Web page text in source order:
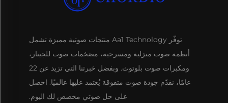
توفّر Aa1 Technology منتجات صوتية مميزة تشمل
أنظمة صوت منزلية ومسرحية، مضخمات صوت للجيتار،
ومكبرات صوت بلوتوث. وبفضل خبرتنا التي تزيد عن 22
عامًا، نقدّم جودة صوت متفوقة يُعتمد عليها عالميًا. احصل
على حل صوتي مخصص لك اليوم.